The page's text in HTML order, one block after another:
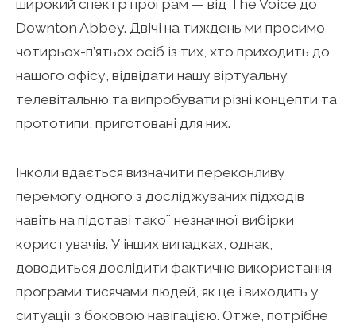
широкий спектр програм — від The Voice до
Downton Abbey. Двічі на тиждень ми просимо
чотирьох-п’ятьох осіб із тих, хто приходить до
нашого офісу, відвідати нашу віртуальну
телевітальню та випробувати різні концепти та
прототипи, приготовані для них.
Інколи вдається визначити переконливу
перемогу одного з досліджуваних підходів
навіть на підставі такої незначної вибірки
користувачів. У інших випадках, однак,
доводиться дослідити фактичне використання
програми тисячами людей, як це і виходить у
ситуації з боковою навігацією. Отже, потрібне